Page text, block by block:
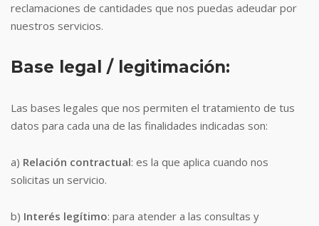
reclamaciones de cantidades que nos puedas adeudar por
nuestros servicios.
Base legal / legitimación:
Las bases legales que nos permiten el tratamiento de tus
datos para cada una de las finalidades indicadas son:
a) Relación contractual: es la que aplica cuando nos
solicitas un servicio.
b) Interés legítimo: para atender a las consultas y